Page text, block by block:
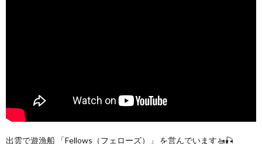
出雲で遊漁船 「Fellows（フェローズ）」 を営んでいます🚤🎣